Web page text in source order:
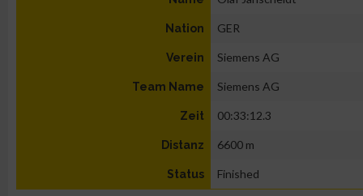
Nation GER
Verein Siemens AG
Team Name Siemens AG
Zeit 00:33:12.3
Distanz 6600 m
Status Finished